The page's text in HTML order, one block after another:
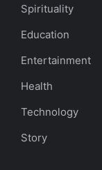
Spirituality
Education
Entertainment
Health
Technology
Story